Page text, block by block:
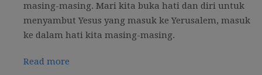
masing-masing. Mari kita buka hati dan diri untuk
menyambut Yesus yang masuk ke Yerusalem, masuk
ke dalam hati kita masing-masing.
Read more